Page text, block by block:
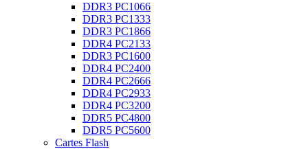
DDR3 PC1066
DDR3 PC1333
DDR3 PC1866
DDR4 PC2133
DDR3 PC1600
DDR4 PC2400
DDR4 PC2666
DDR4 PC2933
DDR4 PC3200
DDR5 PC4800
DDR5 PC5600
Cartes Flash